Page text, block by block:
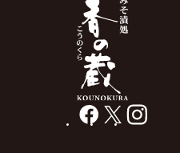
facebook
X instagram